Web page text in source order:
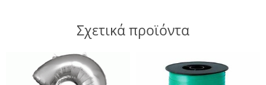
Σχετικά προϊόντα